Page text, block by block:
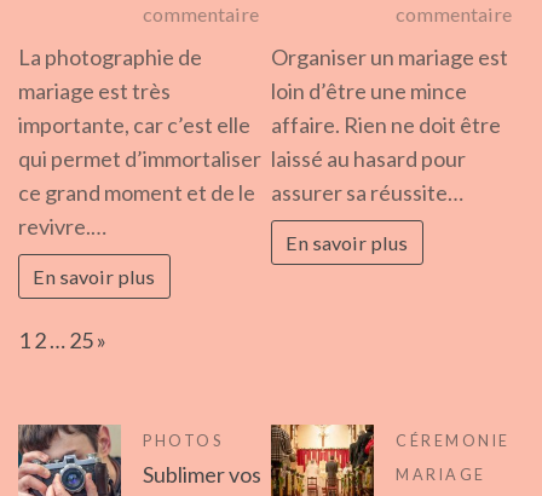
commentairesur
quel
moment
chercher
photographe
La photographie de
mariage est très
importante, car c’est elle
qui permet d’immortaliser
ce grand moment et de le
revivre.…
En savoir plus
commentairesur
Organiser un mariage est
loin d’être une mince
affaire. Rien ne doit être
laissé au hasard pour
assurer sa réussite…
En savoir plus
Page:
12…25Next
»
PHOTOS
Sublimer vos
CÉREMONIE
MARIAGE